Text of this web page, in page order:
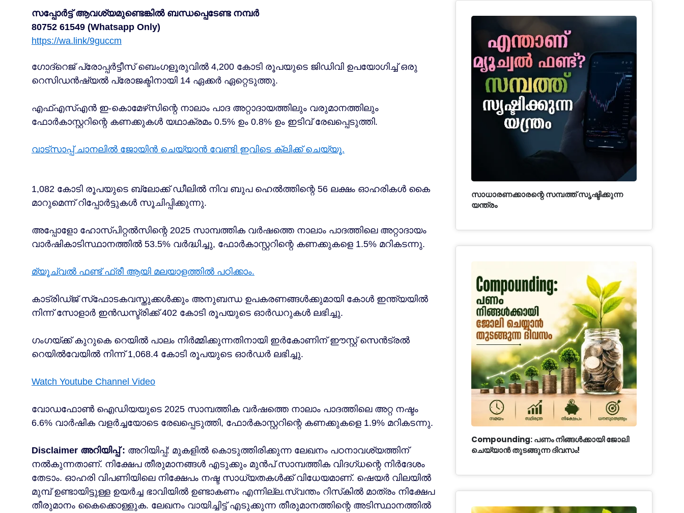
സപ്പോർട്ട് ആവശ്യമുണ്ടെങ്കിൽ ബന്ധപ്പെടേണ്ട നമ്പർ
80752 61549 (Whatsapp Only)
https://wa.link/9guccm
ഗോദ്‌റെജ് പ്രോപ്പർട്ടീസ് ബെംഗളൂരുവിൽ 4,200 കോടി രൂപയുടെ ജിഡിവി ഉപയോഗിച്ച് ഒരു
റെസിഡൻഷ്യൽ പ്രോജക്ടിനായി 14 ഏക്കർ ഏറ്റെടുത്തു.
എഫ്എസ്എൻ ഇ-കൊമേഴ്‌സിന്റെ നാലാം പാദ അറ്റാദായത്തിലും വരുമാനത്തിലും
ഫോർകാസ്റ്ററിന്റെ കണക്കുകൾ യഥാക്രമം 0.5% ഉം 0.8% ഉം ഇടിവ് രേഖപ്പെടുത്തി.
വാട്സാപ്പ് ചാനലിൽ ജോയിൻ ചെയ്യാൻ വേണ്ടി ഇവിടെ ക്ലിക്ക് ചെയ്യൂ.
1,082 കോടി രൂപയുടെ ബ്ലോക്ക് ഡീലിൽ നിവ ബുപ ഹെൽത്തിന്റെ 56 ലക്ഷം ഓഹരികൾ കൈ
മാറുമെന്ന് റിപ്പോർട്ടുകൾ സൂചിപ്പിക്കുന്നു.
അപ്പോളോ ഹോസ്പിറ്റൽസിന്റെ 2025 സാമ്പത്തിക വർഷത്തെ നാലാം പാദത്തിലെ അറ്റാദായം
വാർഷികാടിസ്ഥാനത്തിൽ 53.5% വർദ്ധിച്ചു, ഫോർകാസ്റ്ററിന്റെ കണക്കുകളെ 1.5% മറികടന്നു.
മ്യൂച്വൽ ഫണ്ട് ഫ്രീ ആയി മലയാളത്തിൽ പഠിക്കാം.
കാട്രിഡ്ജ് സ്‌ഫോടകവസ്തുക്കൾക്കും അനുബന്ധ ഉപകരണങ്ങൾക്കുമായി കോൾ ഇന്ത്യയിൽ
നിന്ന് സോളാർ ഇൻഡസ്ട്രിക്ക് 402 കോടി രൂപയുടെ ഓർഡറുകൾ ലഭിച്ചു.
ഗംഗയ്ക്ക് കുറുകെ റെയിൽ പാലം നിർമ്മിക്കുന്നതിനായി ഇർകോണിന് ഈസ്റ്റ് സെൻട്രൽ
റെയിൽവേയിൽ നിന്ന് 1,068.4 കോടി രൂപയുടെ ഓർഡർ ലഭിച്ചു.
Watch Youtube Channel Video
വോഡഫോൺ ഐഡിയയുടെ 2025 സാമ്പത്തിക വർഷത്തെ നാലാം പാദത്തിലെ അറ്റ ​​നഷ്ടം
6.6% വാർഷിക വളർച്ചയോടെ രേഖപ്പെടുത്തി, ഫോർകാസ്റ്ററിന്റെ കണക്കുകളെ 1.9% മറികടന്നു.
Disclaimer അറിയിപ്പ് : അറിയിപ്പ്: മുകളില്‍ കൊടുത്തിരിക്കുന്ന ലേഖനം പഠനാവശ്യത്തിന്
നൽകുന്നതാണ്. നിക്ഷേപ തീരുമാനങ്ങള്‍ എടുക്കും മുന്‍പ് സാമ്പത്തിക വിദഗ്ധന്റെ നിര്‍ദേശം
തേടാം. ഓഹരി വിപണിയിലെ നിക്ഷേപം നഷ്ട സാധ്യതകള്‍ക്ക് വിധേയമാണ്. ഷെയർ വിലയിൽ
മുമ്പ് ഉണ്ടായിട്ടുള്ള ഉയർച്ച ഭാവിയിൽ ഉണ്ടാകണം എന്നില്ല.സ്വന്തം റിസ്‌കില്‍ മാത്രം നിക്ഷേപ
തീരുമാനം കൈക്കൊള്ളുക. ലേഖനം വായിച്ചിട്ട് എടുക്കുന്ന തീരുമാനത്തിന്റെ അടിസ്ഥാനത്തില്‍
സാധാരണക്കാരന്റെ സമ്പത്ത് സൃഷ്ടിക്കുന്ന
യന്ത്രം
Compounding: പണം നിങ്ങൾക്കായി ജോലി
ചെയ്യാൻ തുടങ്ങുന്ന ദിവസം!